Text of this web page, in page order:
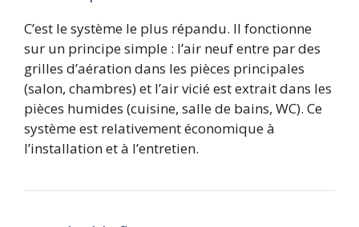
C’est le système le plus répandu. Il fonctionne
sur un principe simple : l’air neuf entre par des
grilles d’aération dans les pièces principales
(salon, chambres) et l’air vicié est extrait dans les
pièces humides (cuisine, salle de bains, WC). Ce
système est relativement économique à
l’installation et à l’entretien.